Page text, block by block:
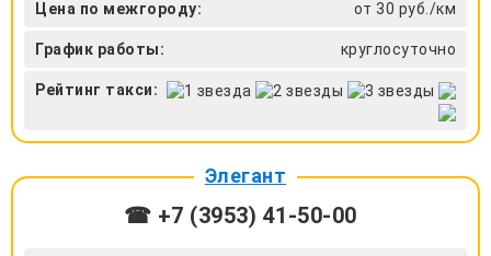
Цена по межгороду: от 30 руб./км
График работы: круглосуточно
Рейтинг такси:
Элегант
☎ +7 (3953) 41-50-00